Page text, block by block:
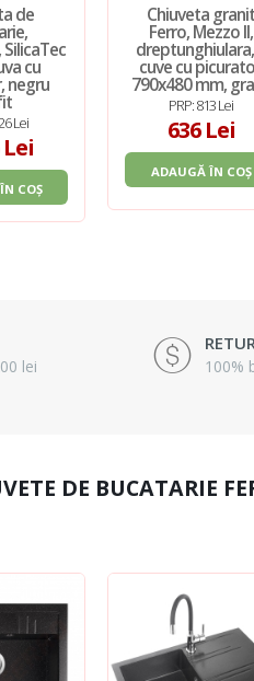
de
cu
negru
Lei
Lei
COȘ
Chiuveta granit
Ferro, Mezzo II,
cuve cu
790x480 mm,
PRP: 813 Lei
636 Lei
ADAUGĂ ÎN COȘ
lei 100%
DE BUCATARIE